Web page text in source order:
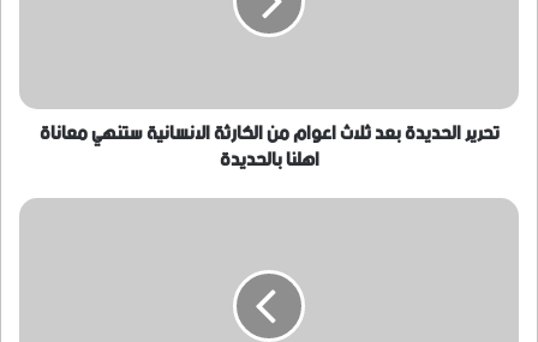
ستنهي
معاناة
اهلنا
تحرير الحديدة بعد ثلاث اعوام من الكارثة الانسانية ستنهي معاناة
اهلنا بالحديدة
بعد